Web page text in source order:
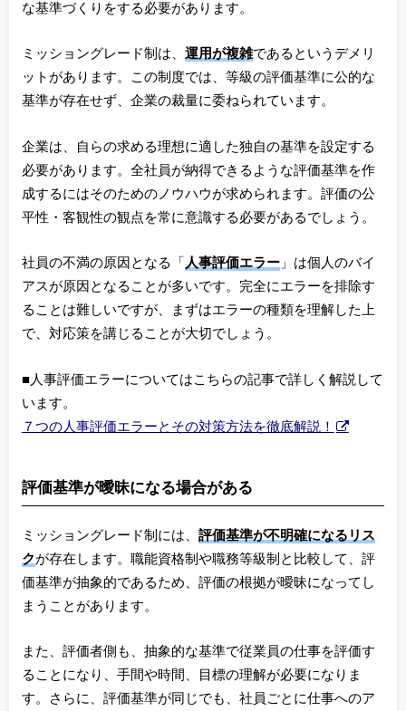
な基準づくりをする必要があります。
ミッショングレード制は、 運用が複雑であるというデメリ
ットがあります。この制度では、等級の評価基準に公的な
基準が存在せず、企業の裁量に委ねられています。
企業は、自らの求める理想に適した独自の基準を設定する
必要があります。全社員が納得できるような評価基準を作
成するにはそのためのノウハウが求められます。評価の公
平性・客観性の観点を常に意識する必要があるでしょう。
社員の不満の原因となる「 人事評価エラー」は個人のバイ
アスが原因となることが多いです。完全にエラーを排除す
ることは難しいですが、まずはエラーの種類を理解した上
で、対応策を講じることが大切でしょう。
■人事評価エラーについてはこちらの記事で詳しく解説して
います。
７つの人事評価エラーとその対策方法を徹底解説！
評価基準が曖昧になる場合がある
ミッショングレード制には、 評価基準が不明確になるリス
クが存在します。職能資格制や職務等級制と比較して、評
価基準が抽象的であるため、評価の根拠が曖昧になってし
まうことがあります。
また、評価者側も、抽象的な基準で従業員の仕事を評価す
ることになり、手間や時間、目標の理解が必要になりま
す。さらに、評価基準が同じでも、社員ごとに仕事へのア